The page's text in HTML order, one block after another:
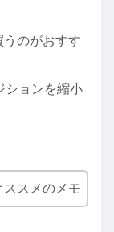
のがおすす
ションを縮小
ススメのメモ